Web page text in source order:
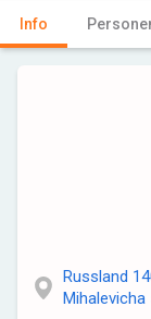
Info
Russland
Mihalevicha